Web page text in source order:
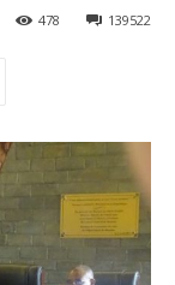
139522
478